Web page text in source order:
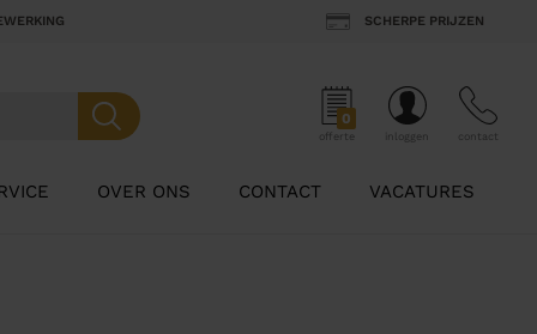
SCHERPE PRIJZEN
0
offerte inloggen contact
OVER ONS CONTACT VACATURES